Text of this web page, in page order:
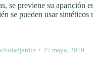
se previene su aparición
se pueden usar sintéticos
27 mayo, 2019